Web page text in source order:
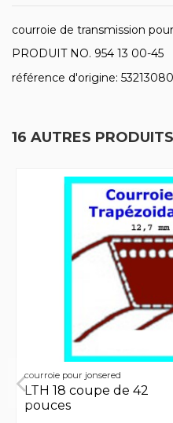
courroie de transmission
PRODUIT NO. 954 13 00-45
référence d'origine:
16 AUTRES
courroie pour jonsered
LTH 18 coupe de 42
pouces